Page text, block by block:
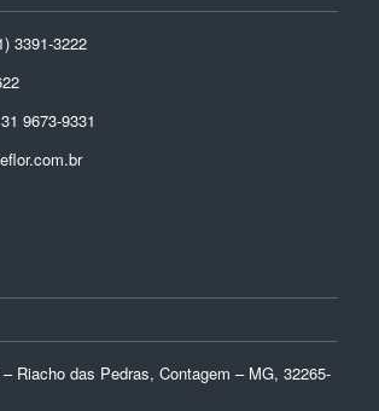
3391-3222
9673-9331
Riacho das Pedras, Contagem – MG, 32265-